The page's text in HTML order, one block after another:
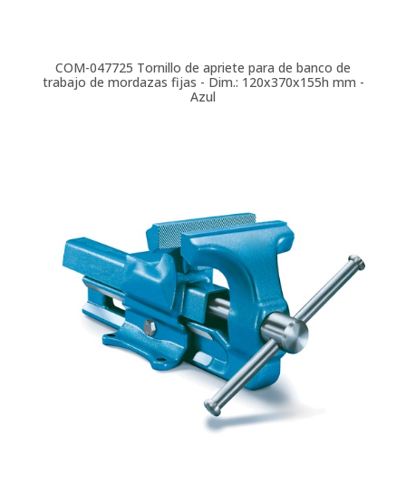
COM-047725 Tornillo de apriete para de banco de
trabajo de mordazas fijas - Dim.: 120x370x155h mm -
Azul